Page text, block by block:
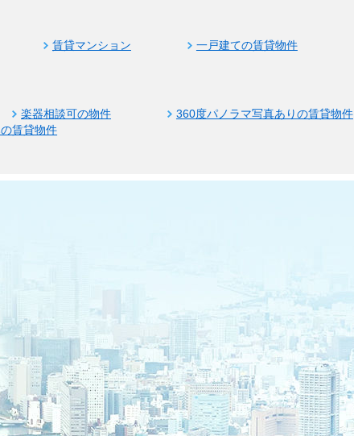
賃貸マンション
一戸建ての賃貸物件
楽器相談可の物件
360度パノラマ写真ありの賃貸物件
賃貸物件